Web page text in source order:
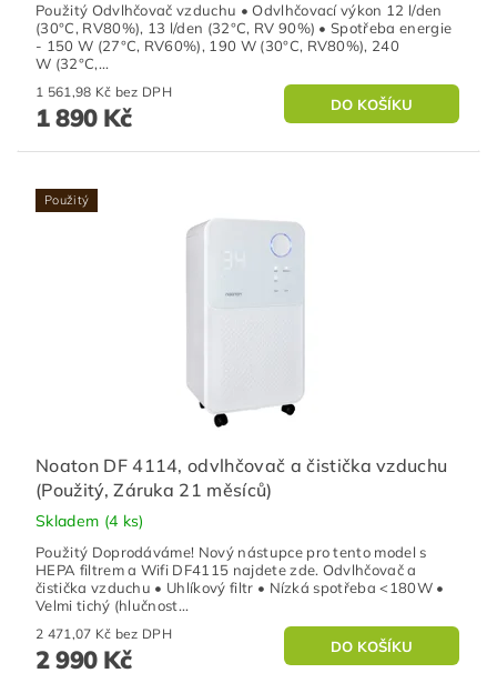
Použitý Odvlhčovač vzduchu • Odvlhčovací výkon 12 l/den
(30°C, RV80%), 13 l/den (32°C, RV 90%) • Spotřeba energie
- 150 W (27°C, RV60%), 190 W (30°C, RV80%), 240
W (32°C,...
1 561,98 Kč bez DPH
1 890 Kč
Použitý
Noaton DF 4114, odvlhčovač a čistička vzduchu
(Použitý, Záruka 21 měsíců)
Skladem (4 ks)
Použitý Doprodáváme! Nový nástupce pro tento model s
HEPA filtrem a Wifi DF4115 najdete zde. Odvlhčovač a
čistička vzduchu • Uhlíkový filtr • Nízká spotřeba <180W •
Velmi tichý (hlučnost...
2 471,07 Kč bez DPH
2 990 Kč